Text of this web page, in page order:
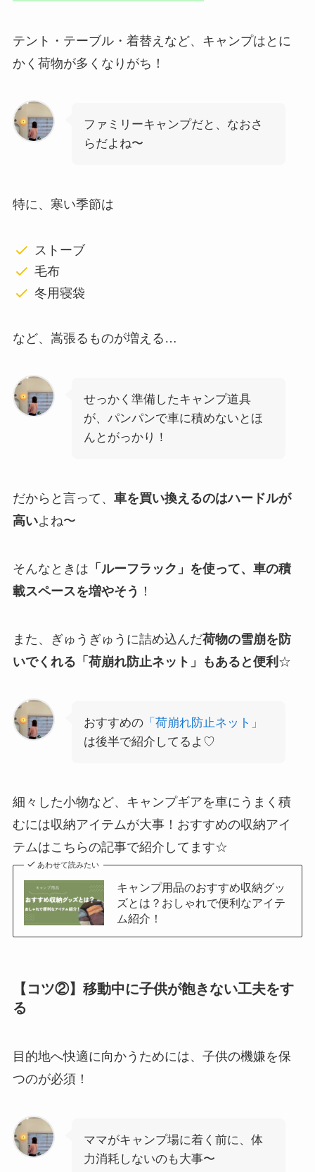
テント・テーブル・着替えなど、キャンプはとに
かく荷物が多くなりがち！
ファミリーキャンプだと、なおさ
らだよね〜
特に、寒い季節は
ストーブ
毛布
冬用寝袋
など、嵩張るものが増える…
せっかく準備したキャンプ道具
が、パンパンで車に積めないとほ
んとがっかり！
だからと言って、 車を買い換えるのはハードルが
高いよね〜
そんなときは 「ルーフラック」を使って、車の積
載スペースを増やそう ！
また、ぎゅうぎゅうに詰め込んだ荷物の雪崩を防
いでくれる「荷崩れ防止ネット」もあると便利 ☆
おすすめの「荷崩れ防止ネット」
は後半で紹介してるよ♡
細々した小物など、キャンプギアを車にうまく積
むには収納アイテムが大事！おすすめの収納アイ
テムはこちらの記事で紹介してます☆
あわせて読みたい
キャンプ用品のおすすめ収納グッ
ズとは？おしゃれで便利なアイテ
ム紹介！
【コツ②】移動中に子供が飽きない工夫をす
る
目的地へ快適に向かうためには、子供の機嫌を保
つのが必須！
ママがキャンプ場に着く前に、体
力消耗しないのも大事〜